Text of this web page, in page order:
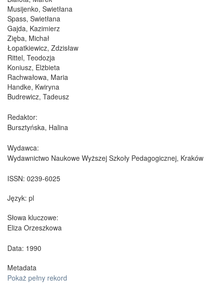
Musijenko, Swietłana
Spass, Swietłana
Gajda, Kazimierz
Zięba, Michał
Łopatkiewicz, Zdzisław
Rittel, Teodozja
Koniusz, Elżbieta
Rachwałowa, Maria
Handke, Kwiryna
Budrewicz, Tadeusz
Redaktor:
Bursztyńska, Halina
Wydawca:
Wydawnictwo Naukowe Wyższej Szkoły Pedagogicznej, Kraków
ISSN: 0239-6025
Język: pl
Słowa kluczowe:
Eliza Orzeszkowa
Data: 1990
Metadata
Pokaż pełny rekord